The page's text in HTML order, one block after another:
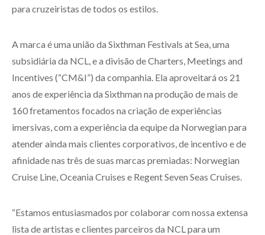
para cruzeiristas de todos os estilos.
A marca é uma união da Sixthman Festivals at Sea, uma
subsidiária da NCL, e a divisão de Charters, Meetings and
Incentives (“CM&I”) da companhia. Ela aproveitará os 21
anos de experiência da Sixthman na produção de mais de
160 fretamentos focados na criação de experiências
imersivas, com a experiência da equipe da Norwegian para
atender ainda mais clientes corporativos, de incentivo e de
afinidade nas três de suas marcas premiadas: Norwegian
Cruise Line, Oceania Cruises e Regent Seven Seas Cruises.
“Estamos entusiasmados por colaborar com nossa extensa
lista de artistas e clientes parceiros da NCL para um